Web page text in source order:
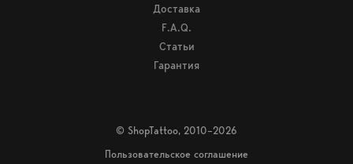
Доставка
F.A.Q.
Статьи
Гарантия
© ShopTattoo, 2010–2026
Пользовательское соглашение